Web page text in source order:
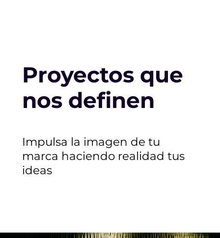
Proyectos que
nos definen
Impulsa la imagen de tu
marca haciendo realidad tus
ideas